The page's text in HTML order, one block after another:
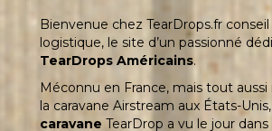
Bienvenue chez TearDrops.fr
logistique, le site d’un passionné
TearDrops Américains.
Méconnu en France, mais tout
la caravane Airstream aux États-
caravane TearDrop a vu le jour